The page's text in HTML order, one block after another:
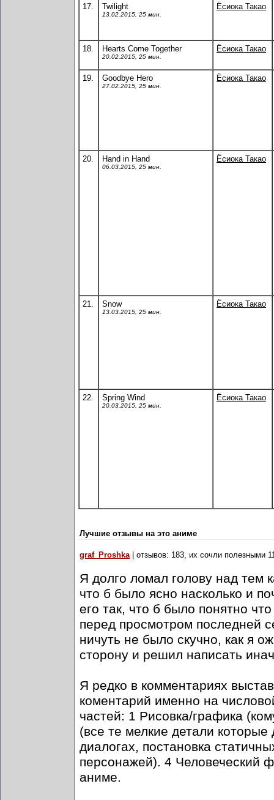
17. Twilight
13.02.2015, 25 мин.
Ёсиока Такао
18. Hearts Come Together
20.02.2015, 25 мин.
Ёсиока Такао
19. Goodbye Hero
27.02.2015, 25 мин.
Ёсиока Такао
20. Hand in Hand
06.03.2015, 25 мин.
Ёсиока Такао
21. Snow
13.03.2015, 25 мин.
Ёсиока Такао
22. Spring Wind
20.03.2015, 25 мин.
Ёсиока Такао
Лучшие отзывы на это аниме
graf_Proshka| отзывов: 183, их сочли полезными
Я долго ломал голову над тем
что б было ясно насколько и
его так, что б было понятно
перед просмотром последней
ничуть не было скучно, как я
сторону и решил написать
Я редко в комментариях
коментарий именно на
частей: 1 Рисовка/графика
(все те мелкие детали
диалогах, постановка
персонажей). 4 Человеческий
аниме.